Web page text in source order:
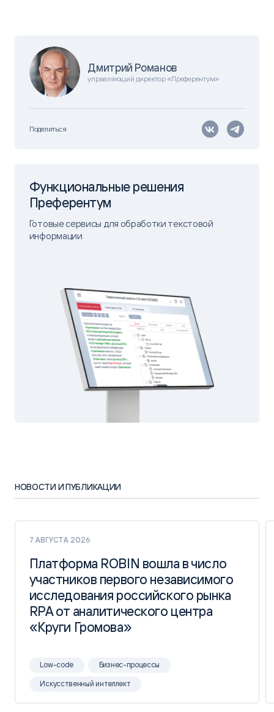
Дмитрий Романов
управляющий директор «Преферентум»
Поделиться
Функциональные решения
Преферентум
Готовые сервисы для обработки текстовой
информации
НОВОСТИ И ПУБЛИКАЦИИ
7 АВГУСТА 2026
Платформа ROBIN вошла в число
участников первого независимого
исследования российского рынка
RPA от аналитического центра
«Круги Громова»
Платформа ROBIN вошла в число
участников первого независимого
исследования российского рынка
RPA от аналитического центра
«Круги Громова»
Low-code Бизнес-процессы
Искусственный интеллект